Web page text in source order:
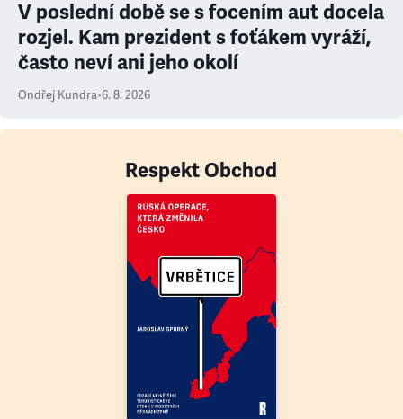
V poslední době se s focením aut docela
rozjel. Kam prezident s foťákem vyráží,
často neví ani jeho okolí
Ondřej Kundra•6. 8. 2026
Respekt Obchod